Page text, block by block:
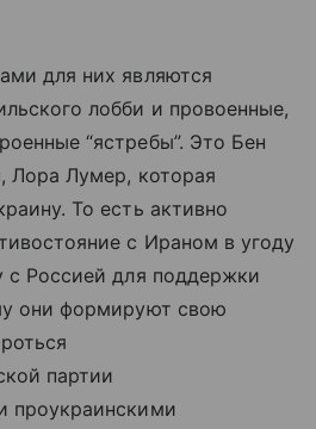
для них являются
лобби и провоенные,
“ястребы”. Это Бен
Лумер, которая
То есть активно
с Ираном в угоду
с Россией для поддержки
они формируют свою
партии
проукраинскими